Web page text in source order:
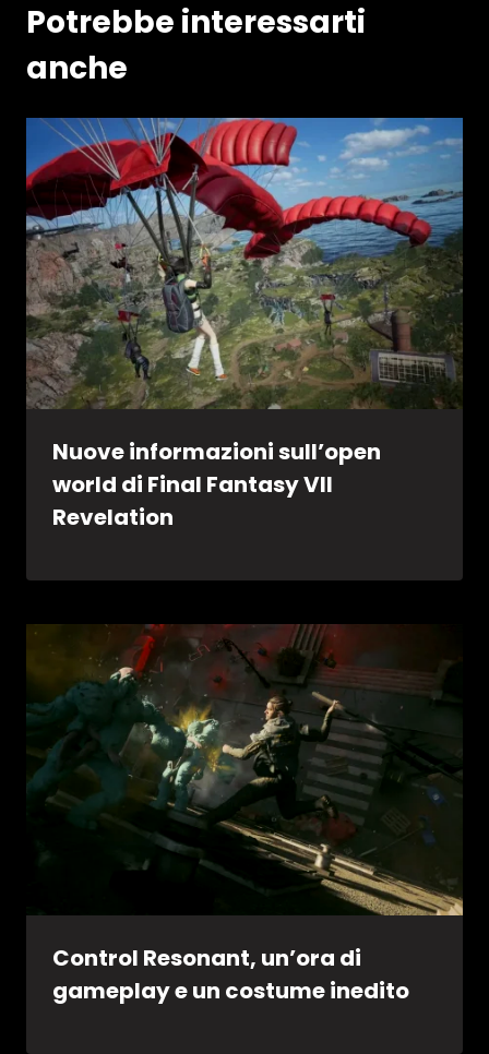
Potrebbe interessarti
anche
Nuove informazioni sull’open
world di Final Fantasy VII
Revelation
Control Resonant, un’ora di
gameplay e un costume inedito